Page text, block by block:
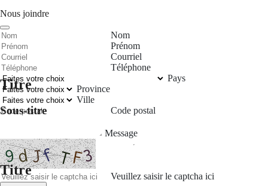
Titre
Sous-titre
Titre
Nous joindre
Nom
Prénom
Courriel
Téléphone
Pays
Province
Ville
Code postal
Message
Veuillez saisir le captcha ici